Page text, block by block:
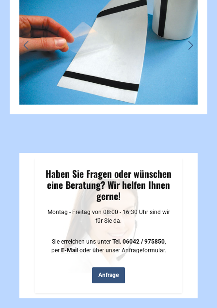
Haben Sie Fragen oder wünschen
eine Beratung? Wir helfen Ihnen
gerne!
Montag - Freitag von 08:00 - 16:30 Uhr sind wir
für Sie da.
Sie erreichen uns unter Tel. 06042 / 975850,
per E-Mail oder über unser Anfrageformular.
Anfrage